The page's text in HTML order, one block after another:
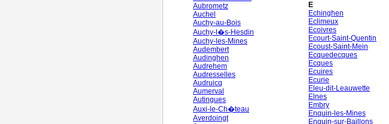
Aubrometz
Auchel
Auchy-au-Bois
Auchy-l�s-Hesdin
Auchy-les-Mines
Audembert
Audinghen
Audrehem
Audresselles
Audruicq
Aumerval
Autingues
Auxi-le-Ch�teau
Averdoingt
E
Echinghen
Eclimeux
Ecoivres
Ecourt-Saint-Quentin
Ecoust-Saint-Mein
Ecquedecques
Ecques
Ecuires
Ecurie
Eleu-dit-Leauwette
Elnes
Embry
Enquin-les-Mines
Enquin-sur-Baillons